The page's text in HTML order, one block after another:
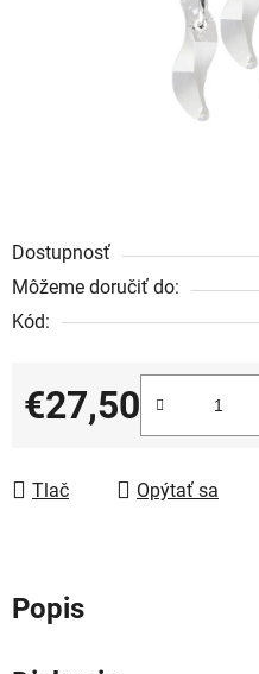
Dostupnosť
Môžeme doručiť do:
Kód:
€27,50
Jednotková cena:
Tlač Opýtať sa
Popis